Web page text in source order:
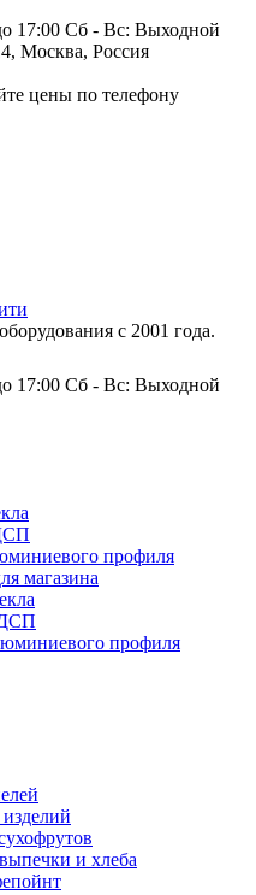
17:00 Сб - Вс: Выходной
Москва, Россия
цены по телефону
с 2001 года.
17:00 Сб - Вс: Выходной
профиля
магазина
профиля
и хлеба